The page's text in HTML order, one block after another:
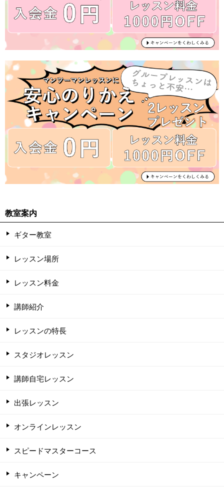
教室案内
ギター教室
レッスン場所
レッスン料金
講師紹介
レッスンの特長
スタジオレッスン
講師自宅レッスン
出張レッスン
オンラインレッスン
スピードマスターコース
キャンペーン